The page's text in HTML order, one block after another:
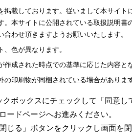
載しております。従いまして本サイ
本サイトに公開されている取扱説明
わせ頂きますようお願いいたします。
色が異なります。
成された時点での基準に応じた内容と
印刷物が同梱されている場合があり
すのであらかじめご了承ください。
ボックスにチェックして「同意し
ードページへお進みください。
じる」ボタンをクリックし画面を閉